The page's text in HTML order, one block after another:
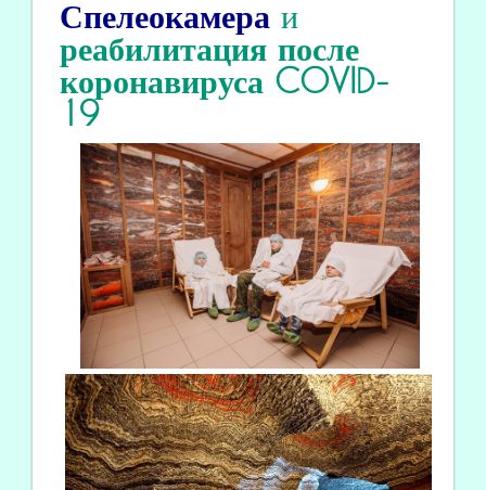
Спелеокамера и
реабилитацияпосле
коронавируса COVID-
19